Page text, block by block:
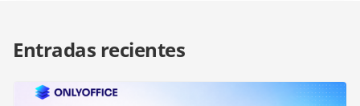
Entradas recientes